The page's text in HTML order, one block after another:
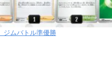
ジムバトル準優勝